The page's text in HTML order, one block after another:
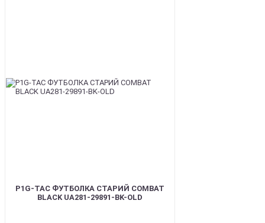
P1G-TAC ФУТБОЛКА СТАРИЙ COMBAT
BLACK UA281-29891-BK-OLD